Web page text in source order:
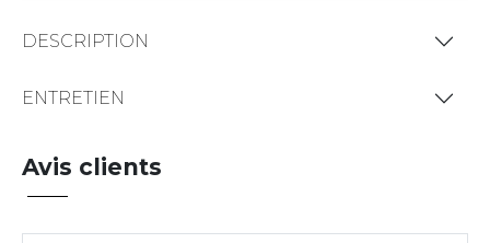
DESCRIPTION
ENTRETIEN
Avis clients